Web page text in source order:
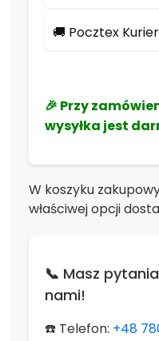
🚚 Pocztex
🎉 Przy
wysyłka jest
W koszyku
właściwej opcji
📞 Masz
nami!
☎️ Telefon: +48